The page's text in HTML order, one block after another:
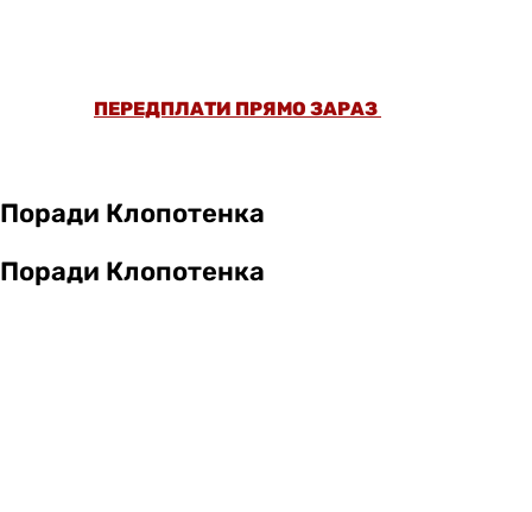
ПЕРЕДПЛАТИ ПРЯМО ЗАРАЗ
Поради Клопотенка
Поради Клопотенка